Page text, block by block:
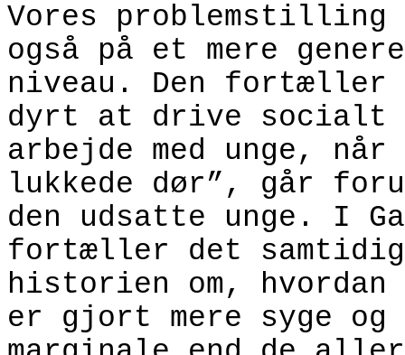
Vores problemstilling
også på et mere
niveau. Den fortæller
dyrt at drive socialt
arbejde med unge,
lukkede dør”, går
den udsatte unge.
I
fortæller det samtidig
historien om, hvordan
er gjort mere syge og